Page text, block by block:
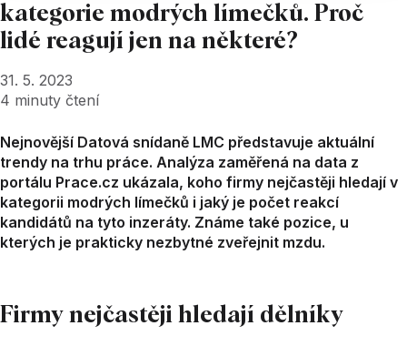
kategorie modrých límečků. Proč
lidé reagují jen na některé?
31. 5. 2023
4 minuty čtení
Nejnovější Datová snídaně LMC představuje aktuální
trendy na trhu práce. Analýza zaměřená na data z
portálu Prace.cz ukázala, koho firmy nejčastěji hledají v
kategorii modrých límečků i jaký je počet reakcí
kandidátů na tyto inzeráty. Známe také pozice, u
kterých je prakticky nezbytné zveřejnit mzdu.
Firmy nejčastěji hledají dělníky